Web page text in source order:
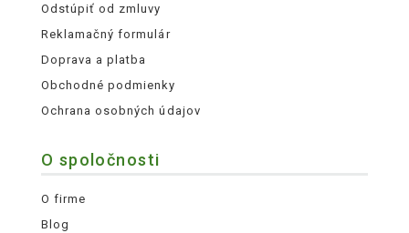
Odstúpiť od zmluvy
Reklamačný formulár
Doprava a platba
Obchodné podmienky
Ochrana osobných údajov
O spoločnosti
O firme
Blog